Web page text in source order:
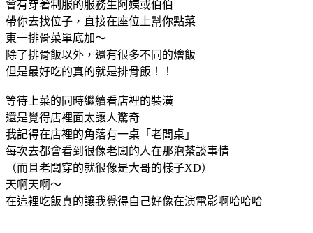
會有穿著制服的服務生阿姨或伯伯
帶你去找位子，直接在座位上幫你點菜
東一排骨菜單底加～
除了排骨飯以外，還有很多不同的燴飯
但是最好吃的真的就是排骨飯！！
等待上菜的同時繼續看店裡的裝潢
還是覺得店裡面太讓人驚奇
我記得在店裡的角落有一桌「老闆桌」
每次去都會看到很像老闆的人在那泡茶談事情
（而且老闆穿的就很像是大哥的樣子XD）
天啊天啊～
在這裡吃飯真的讓我覺得自己好像在演電影啊哈哈哈